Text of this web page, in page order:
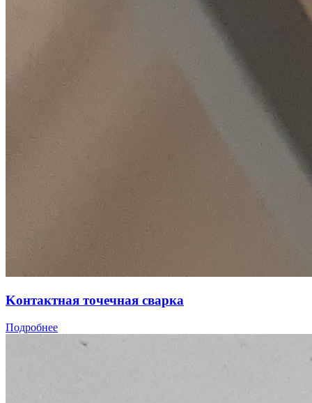
Koнтaктная тoчечнaя cвaрка
Подробнее